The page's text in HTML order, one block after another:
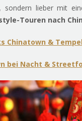
lieber mit
Touren nach
Chinatown & Tempel
bei Nacht &